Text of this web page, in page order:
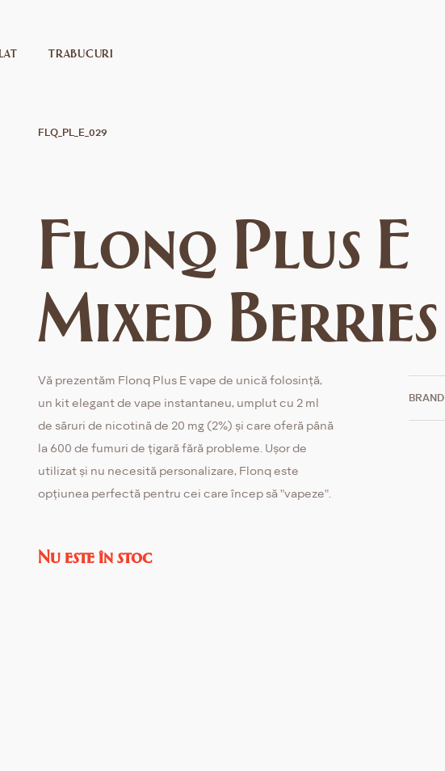
TRABUCURI
FLQ_PL_E_029
Flonq Plus E
Mixed Berries
Vă prezentăm Flonq Plus E vape de unică folosință,
un kit elegant de vape instantaneu, umplut cu 2 ml
de săruri de nicotină de 20 mg (2%) și care oferă până
la 600 de fumuri de țigară fără probleme. Ușor de
utilizat și nu necesită personalizare, Flonq este
opțiunea perfectă pentru cei care încep să "vapeze".
Nu este în stoc
BRAND